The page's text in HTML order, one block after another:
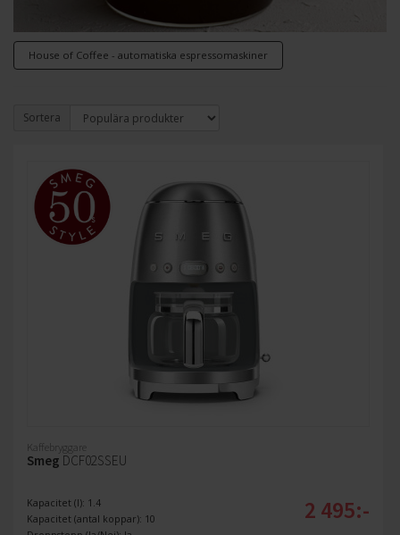
House of Coffee - automatiska espressomaskiner
Sortera
Kaffebryggare
Smeg DCF02SSEU
Kapacitet (l): 1.4
Kapacitet (antal koppar): 10
2 495:-